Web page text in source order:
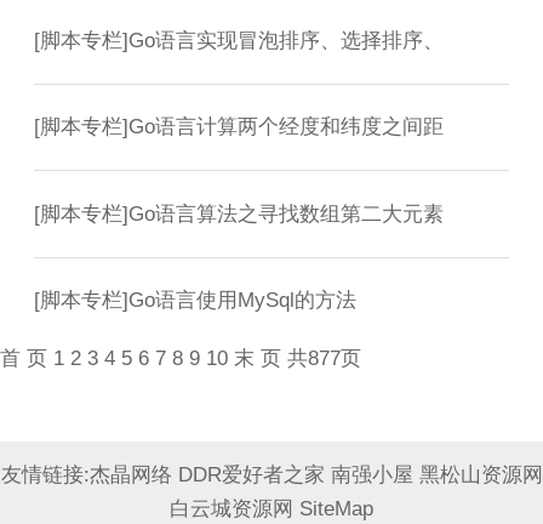
[脚本专栏]Go语言实现冒泡排序、选择排序、
[脚本专栏] Go语言计算两个经度和纬度之间距
[脚本专栏]Go语言算法之寻找数组第二大元素
[脚本专栏] Go语言使用MySql的方法
首 页 1 2 3 4 5 6 7 8 9 10 末 页 共877页
友情链接:杰晶网络 DDR爱好者之家 南强小屋 黑松山资源网
白云城资源网 SiteMap